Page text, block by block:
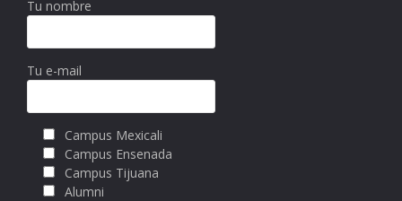
Tu nombre
Tu e-mail
Campus Mexicali
Campus Ensenada
Campus Tijuana
Alumni